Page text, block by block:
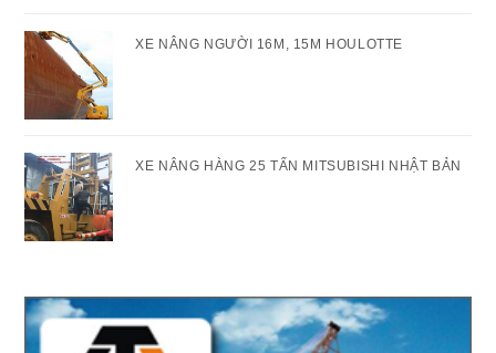
XE NÂNG NGƯỜI 16M, 15M HOULOTTE
XE NÂNG HÀNG 25 TẤN MITSUBISHI NHẬT BẢN